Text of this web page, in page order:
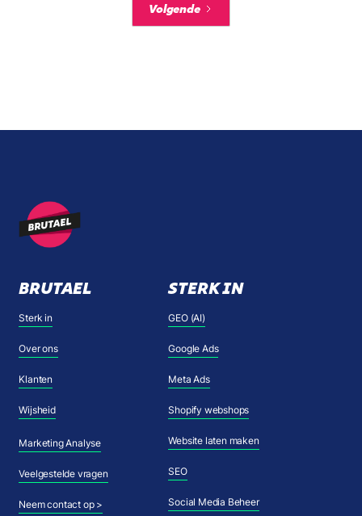
Volgende
BRUTAEL
Sterk in
Over ons
Klanten
Wijsheid
Marketing Analyse
Veelgestelde vragen
Neem contact op >
STERK IN
GEO (AI)
Google Ads
Meta Ads
Shopify webshops
Website laten maken
SEO
Social Media Beheer